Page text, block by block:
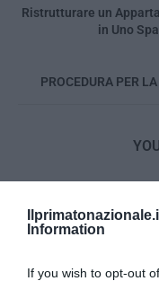
Information
If you wish to opt-out
Ristrutturare un
in Uno
PROCEDURA PER